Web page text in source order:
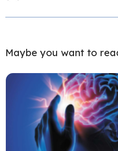
Maybe you want to